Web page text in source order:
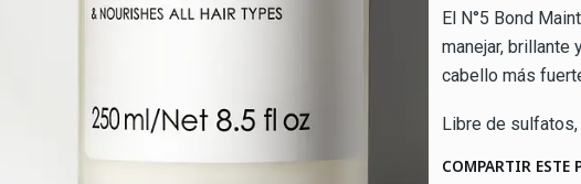
El N°5 Bond
manejar, brillante
cabello más
Libre de sulfatos,
COMPARTIR ESTE